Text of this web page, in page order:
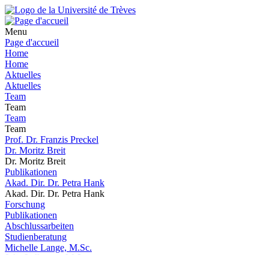
Menu
Page d'accueil
Home
Home
Aktuelles
Aktuelles
Team
Team
Team
Team
Prof. Dr. Franzis Preckel
Dr. Moritz Breit
Dr. Moritz Breit
Publikationen
Akad. Dir. Dr. Petra Hank
Akad. Dir. Dr. Petra Hank
Forschung
Publikationen
Abschlussarbeiten
Studienberatung
Michelle Lange, M.Sc.